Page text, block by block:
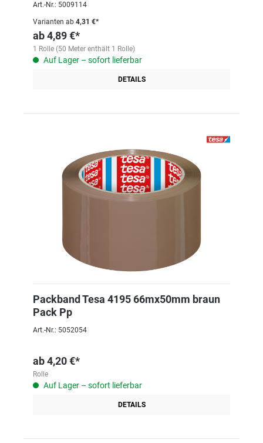
Art.-Nr.: 5009114
Varianten ab 4,31 €*
ab4,89 €*
1 Rolle (50 Meter enthält 1 Rolle)
Auf Lager – sofort lieferbar
DETAILS
Packband Tesa 4195 66mx50mm braun
Pack Pp
Art.-Nr.: 5052054
ab4,20 €*
Rolle
Auf Lager – sofort lieferbar
DETAILS